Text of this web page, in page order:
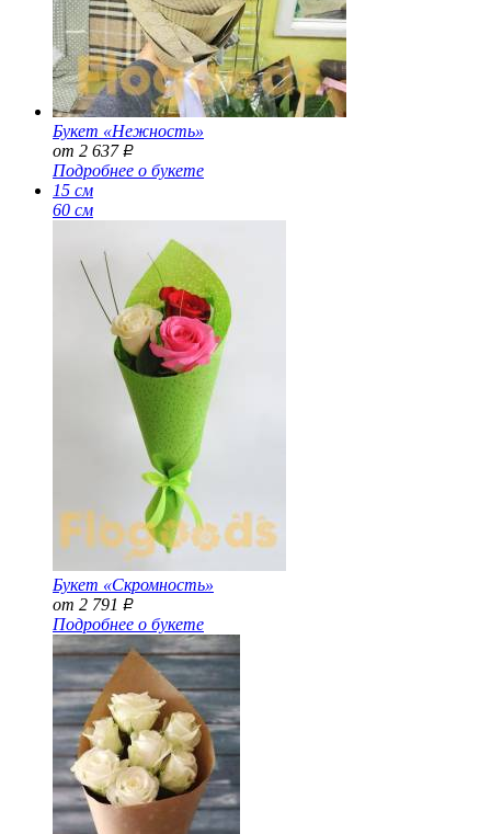
Букет «Нежность»
от 2 637 Р
Подробнее о букете
15 см
60 см
Букет «Скромность»
от 2 791 Р
Подробнее о букете